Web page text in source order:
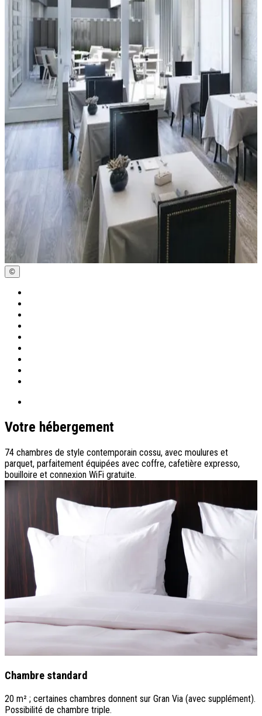
©
Votre hébergement
74 chambres de style contemporain cossu, avec moulures et
parquet, parfaitement équipées avec coffre, cafetière expresso,
bouilloire et connexion WiFi gratuite.
Chambre standard
20 m² ; certaines chambres donnent sur Gran Via (avec supplément).
Possibilité de chambre triple.